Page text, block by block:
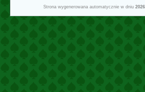
Strona wygenerowana automatycznie w dniu